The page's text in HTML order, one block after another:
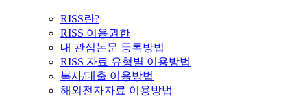
RISS란?
RISS 이용권한
내 관심논문 등록방법
RISS 자료 유형별 이용방법
복사/대출 이용방법
해외전자자료 이용방법